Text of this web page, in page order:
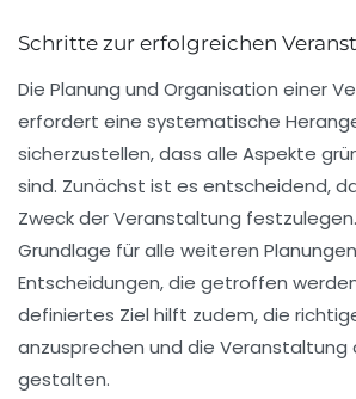
Schritte zur erfolgreichen
Die Planung und Organisation einer
erfordert eine systematische
sicherzustellen, dass alle Aspekte
sind. Zunächst ist es entscheidend,
Zweckder Veranstaltung
Grundlage für alle weiteren
Entscheidungen, die getroffen
definiertes Ziel hilft zudem, die
anzusprechen und die Veranstaltung
gestalten.